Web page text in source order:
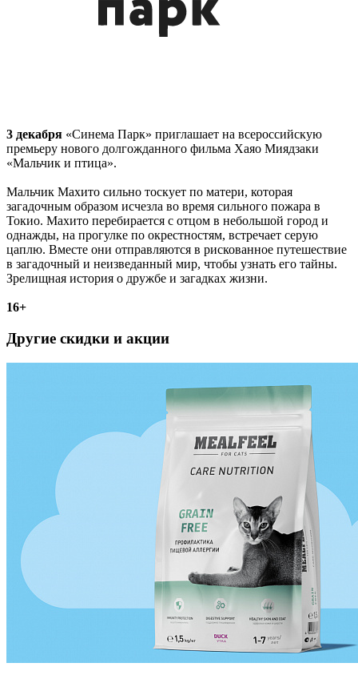
3 декабря «Синема Парк» приглашает на всероссийскую
премьеру нового долгожданного фильма Хаяо Миядзаки
«Мальчик и птица».
Мальчик Махито сильно тоскует по матери, которая
загадочным образом исчезла во время сильного пожара в
Токио. Махито перебирается с отцом в небольшой город и
однажды, на прогулке по окрестностям, встречает серую
цаплю. Вместе они отправляются в рискованное путешествие
в загадочный и неизведанный мир, чтобы узнать его тайны.
Зрелищная история о дружбе и загадках жизни.
16+
Другие скидки и акции